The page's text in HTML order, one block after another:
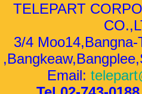
TELEPART
3/4
Email: